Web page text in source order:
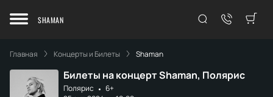
SHAMAN
Главная Концерты и Билеты Shaman
Билеты на концерт Shaman, Полярис
Полярис
6+